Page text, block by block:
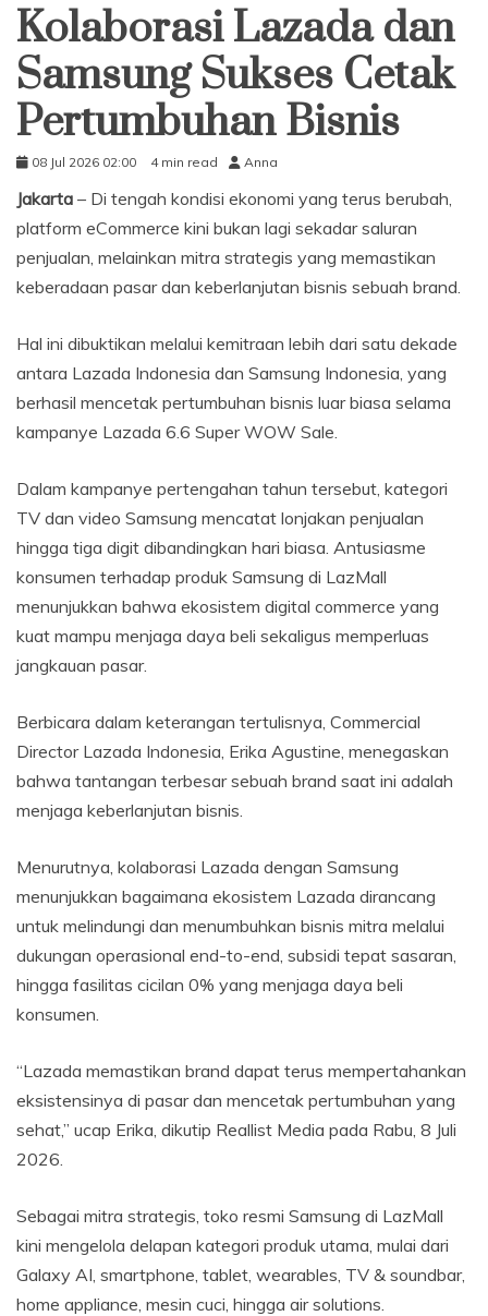
Kolaborasi Lazada dan
Samsung Sukses Cetak
Pertumbuhan Bisnis
08 Jul 2026 02:00 4 min read Anna
Jakarta – Di tengah kondisi ekonomi yang terus berubah,
platform eCommerce kini bukan lagi sekadar saluran
penjualan, melainkan mitra strategis yang memastikan
keberadaan pasar dan keberlanjutan bisnis sebuah brand.
Hal ini dibuktikan melalui kemitraan lebih dari satu dekade
antara Lazada Indonesia dan Samsung Indonesia, yang
berhasil mencetak pertumbuhan bisnis luar biasa selama
kampanye Lazada 6.6 Super WOW Sale.
Dalam kampanye pertengahan tahun tersebut, kategori
TV dan video Samsung mencatat lonjakan penjualan
hingga tiga digit dibandingkan hari biasa. Antusiasme
konsumen terhadap produk Samsung di LazMall
menunjukkan bahwa ekosistem digital commerce yang
kuat mampu menjaga daya beli sekaligus memperluas
jangkauan pasar.
Berbicara dalam keterangan tertulisnya, Commercial
Director Lazada Indonesia, Erika Agustine, menegaskan
bahwa tantangan terbesar sebuah brand saat ini adalah
menjaga keberlanjutan bisnis.
Menurutnya, kolaborasi Lazada dengan Samsung
menunjukkan bagaimana ekosistem Lazada dirancang
untuk melindungi dan menumbuhkan bisnis mitra melalui
dukungan operasional end-to-end, subsidi tepat sasaran,
hingga fasilitas cicilan 0% yang menjaga daya beli
konsumen.
“Lazada memastikan brand dapat terus mempertahankan
eksistensinya di pasar dan mencetak pertumbuhan yang
sehat,” ucap Erika, dikutip Reallist Media pada Rabu, 8 Juli
2026.
Sebagai mitra strategis, toko resmi Samsung di LazMall
kini mengelola delapan kategori produk utama, mulai dari
Galaxy AI, smartphone, tablet, wearables, TV & soundbar,
home appliance, mesin cuci, hingga air solutions.